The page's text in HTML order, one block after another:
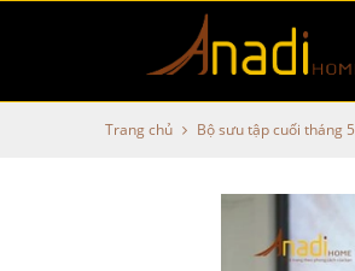
Trang chủ Bộ sưu tập cuối tháng 5